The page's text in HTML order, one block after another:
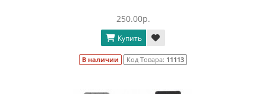
250.00р.
Купить
В наличии Код Товара: 11113